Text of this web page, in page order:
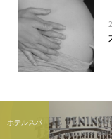
ホテルスパ